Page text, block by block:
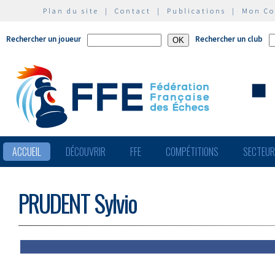
Plan du site | Contact | Publications | Mon
Rechercher un joueur Rechercher un club
ACCUEIL DÉCOUVRIR FFE COMPÉTITIONS
PRUDENT Sylvio